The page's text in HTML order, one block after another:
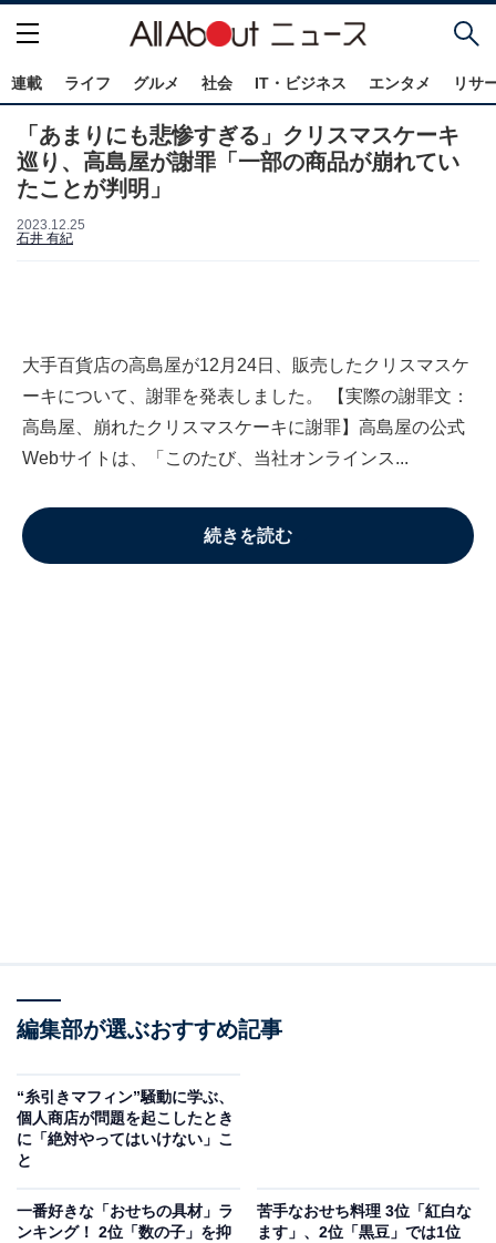
連載 ライフ グルメ 社会 IT・ビジネス エンタメ リサ
「あまりにも悲惨すぎる」クリスマスケーキ
巡り、高島屋が謝罪「一部の商品が崩れてい
たことが判明」
2023.12.25
石井 有紀
大手百貨店の高島屋が12月24日、販売したクリスマスケ
ーキについて、謝罪を発表しました。 【実際の謝罪文：
高島屋、崩れたクリスマスケーキに謝罪】高島屋の公式
Webサイトは、「このたび、当社オンラインス...
続きを読む
編集部が選ぶおすすめ記事
“糸引きマフィン”騒動に学ぶ、
個人商店が問題を起こしたとき
に「絶対やってはいけない」こ
と
一番好きな「おせちの具材」ラ
ンキング！ 2位「数の子」を抑
苦手なおせち料理 3位「紅白な
ます」、2位「黒豆」では1位